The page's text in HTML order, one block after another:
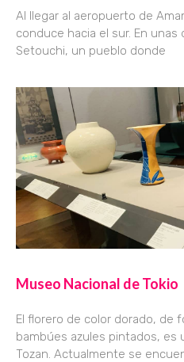
Al llegar al aeropuerto de
conduce hacia el sur. En unas
Setouchi, un pueblo donde
Museo Nacional de Tokio
El florero de color dorado, de
bambúes azules pintados, es
Tozan. Actualmente se